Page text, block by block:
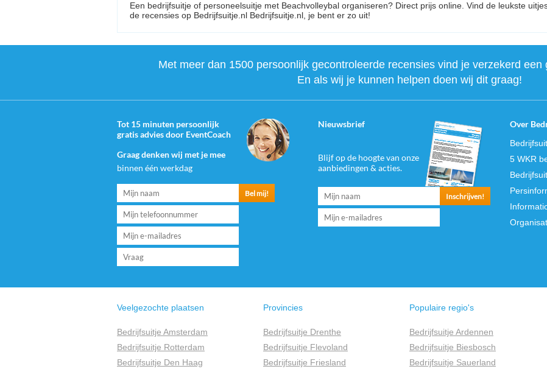
Een bedrijfsuitje of personeelsuitje met Beachvolleybal organiseren? Direct prijs online. Vind de leukste
de recensies op Bedrijfsuitje.nl Bedrijfsuitje.nl, je bent er zo uit!
Met meer dan 1500 persoonlijk gecontroleerde recensies vind je verzekerd een
En als wij je kunnen helpen doen wij dit graag!
Tot 15 minuten persoonlijk
gratis advies door EventCoach
Graag denken wij met je mee
binnen één werkdag
Nieuwsbrief
Blijf op de hoogte van onze
aanbiedingen & acties.
Over
5 WKR
Veelgezochte plaatsen
Bedrijfsuitje Amsterdam
Bedrijfsuitje Rotterdam
Bedrijfsuitje Den Haag
Provincies
Bedrijfsuitje Drenthe
Bedrijfsuitje Flevoland
Bedrijfsuitje Friesland
Populaire regio's
Bedrijfsuitje Ardennen
Bedrijfsuitje Biesbosch
Bedrijfsuitje Sauerland